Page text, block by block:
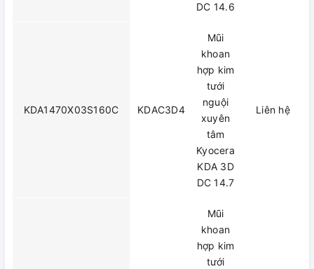
DC 14.6
KDA1470X03S160C KDAC3D4
Mũi
khoan
hợp kim
tưới
nguội
xuyên
tâm
Kyocera
KDA 3D
DC 14.7
Liên hệ
Mũi
khoan
hợp kim
tưới